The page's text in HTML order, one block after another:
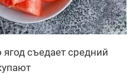
съедает средний